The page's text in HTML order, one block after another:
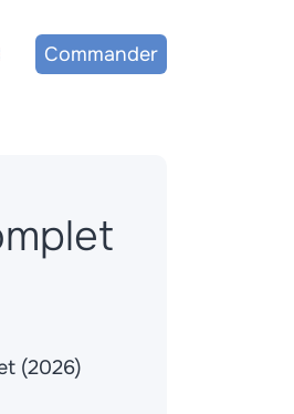
Commander
(2026)